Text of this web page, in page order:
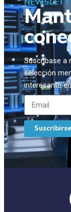
Suscríbase a
selección
interesante
Suscribirse